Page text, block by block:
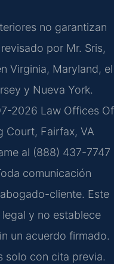
no garantizan
por Mr. Sris,
Virginia, Maryland, el
y Nueva York.
2026 Law Offices Of
Court, Fairfax, VA
al (888) 437-7747
comunicación
cliente. Este
y no establece
un acuerdo firmado.
solo con cita previa.